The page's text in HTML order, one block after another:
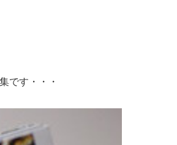
す・・・